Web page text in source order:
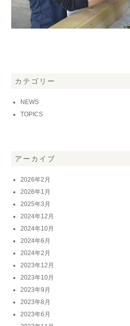
カテゴリー
NEWS
TOPICS
アーカイブ
2026年2月
2026年1月
2025年3月
2024年12月
2024年10月
2024年6月
2024年2月
2023年12月
2023年10月
2023年9月
2023年8月
2023年6月